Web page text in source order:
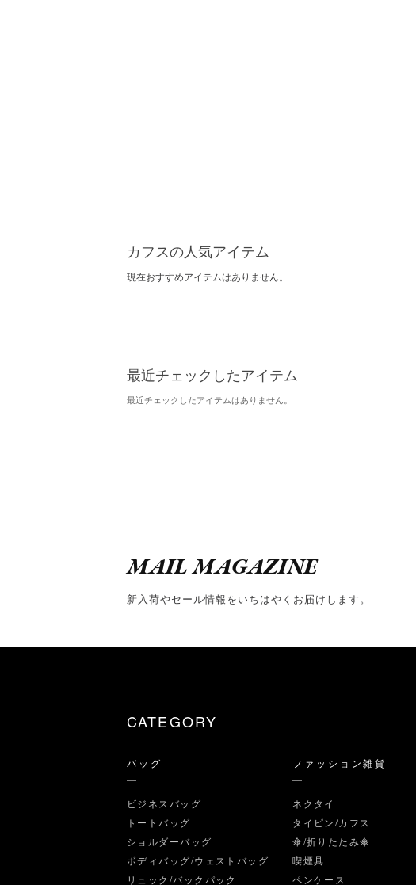
カフスの人気アイテム
現在おすすめアイテムはありません。
最近チェックしたアイテム
最近チェックしたアイテムはありません。
MAIL MAGAZINE
新入荷やセール情報をいちはやくお届けします。
CATEGORY
バッグ
ビジネスバッグ
トートバッグ
ショルダーバッグ
ボディバッグ/ウェストバッグ
リュック/バックパック
ファッション雑貨
ネクタイ
タイピン/カフス
傘/折りたたみ傘
喫煙具
ペンケース